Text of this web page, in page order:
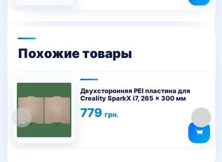
Похожие товары
Двухсторонняя PEI пластина для
Creality SparkX i7, 265 x 300 мм
779 грн.